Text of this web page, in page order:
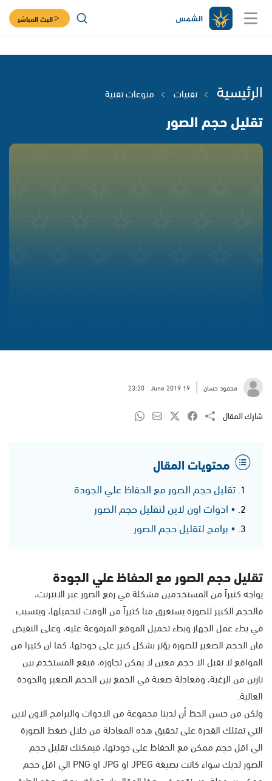
البث المباشر
الرئيسية تقنيات منوعات تقنية
تقليل حجم الصور
محمود حسان 19 June 2019
23:20
شارك المقال
محتويات المقال
تقليل حجم الصور مع الحفاظ علي الجودة
• ادوات اون لاين لتقليل حجم الصور
• برامج لتقليل حجم الصور
تقليل حجم الصور مع الحفاظ علي الجودة
يواجه كثيراً من المستخدمين مشكلة في رفع الصور عبر الانترنت،
فالحجم الكبير للصورة يستغرق منا كثيراً من الوقت لتحميلها، ويتسبب
في بطء عمل الجهاز وبطء تحميل الموقع المرفوعة عليه، وعلى النقيض
فان الحجم الصغير للصورة يؤثر بشكل كبير على جودتها، كما ان كثيرا من
المواقع لا تقبل الا حجم معين لا يمكن تجاوزه، فيقع المستخدم بين
نارين من الرغبة، ومعادلة صعبة في الجمع بين الحجم الصغير والجودة
العالية.
ولكن من حسن الحظ أن لدينا مجموعة من الادوات والبرامج الاون لاين
التي تمتلك القدرة على تحقيق هذه المعادلة من خلال ضغط الصورة
الي اقل حجم ممكن مع الحفاظ على جودتها، فيمكنك تقليل حجم
الصور لديك سواء كانت بصيغة JPEG او JPG او PNG الي اقل حجم